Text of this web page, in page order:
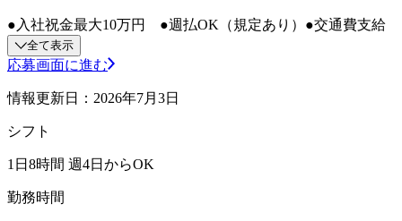
●入社祝金最大10万円 ●週払OK（規定あり）●交通費支給
全て表示
応募画面に進む
情報更新日：2026年7月3日
シフト
1日8時間 週4日からOK
勤務時間